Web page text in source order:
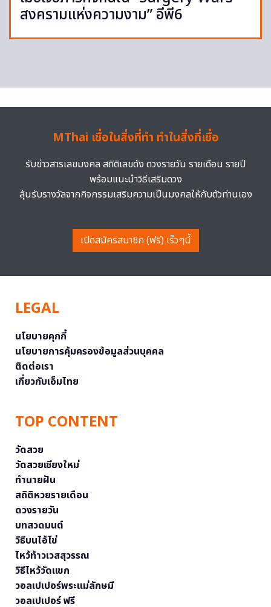
สงครามแห่งความงาม” อีพี6
MThai เชื่อในสิ่งที่ทำ ทำในสิ่งที่เชื่อ
รับข่าวสารเลขมงคล สถิติเลขดัง ดวงรายวัน รายเดือน รายปี
พร้อมแนะนำวิธีเสริมดวง
ลุ้นรับรางวัลจากกิจกรรมเสริมความเป็นมงคลให้กับตัวท่านเอง
เปิดสมัครสมาชิก (ฟรี) เร็วๆนี้
LEGAL
นโยบายคุกกี้
นโยบายการคุ้มครองข้อมูลส่วนบุคคล
ติดต่อเรา
เกี่ยวกับเอ็มไทย
TOP CONTENT
วัดสวย
วัดสวยเชียงใหม่
ทำนายฝัน
สถิติหวยรายเดือน
ดวงรายวัน
บทสวดมนต์
วิธีบนไอ้ไข่
ไหว้ท้าวเวสสุวรรณ
วิธีไหว้วัดแขก
วอลเปเปอร์พระแม่ลักษมี
วอลเปเปอร์ ฟรี